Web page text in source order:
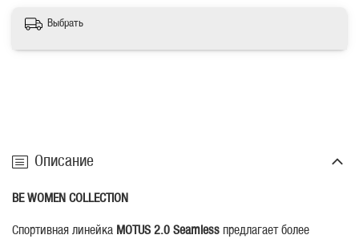
Выбрать
Описание
BE WOMEN COLLECTION
Спортивная линейка MOTUS 2.0 Seamless предлагает более